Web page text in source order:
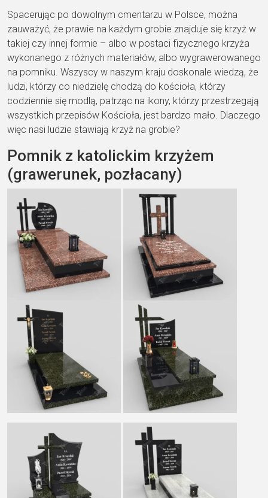
Spacerując po dowolnym cmentarzu w Polsce, można
zauważyć, że prawie na każdym grobie znajduje się krzyż w
takiej czy innej formie – albo w postaci fizycznego krzyża
wykonanego z różnych materiałów, albo wygrawerowanego
na pomniku. Wszyscy w naszym kraju doskonale wiedzą, że
ludzi, którzy co niedzielę chodzą do kościoła, którzy
codziennie się modlą, patrząc na ikony, którzy przestrzegają
wszystkich przepisów Kościoła, jest bardzo mało. Dlaczego
więc nasi ludzie stawiają krzyż na grobie?
Pomnik z katolickim krzyżem
(grawerunek, pozłacany)